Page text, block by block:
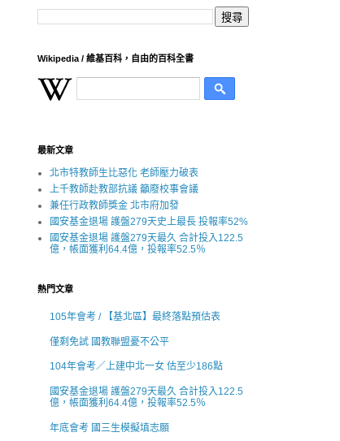
Wikipedia / 維基百科，自由的百科全書
最新文章
北市特教師生比惡化 老師壓力破表
上千教師赴教部抗議 籲廢校事會議
兼任行政教師獎金 北市府加發
國安基金退場 護盤279天史上最長 投報率52%
國安基金退場 護盤279天最久 合計投入122.5
億，帳面獲利64.4億，投報率52.5％
熱門文章
105年會考 / 【基北區】最終落點預估表
僅剩免試 國教聯盟憂不公平
104年會考／上建中北一女 估至少186點
國安基金退場 護盤279天最久 合計投入122.5
億，帳面獲利64.4億，投報率52.5％
年底會考 國三生模擬填志願